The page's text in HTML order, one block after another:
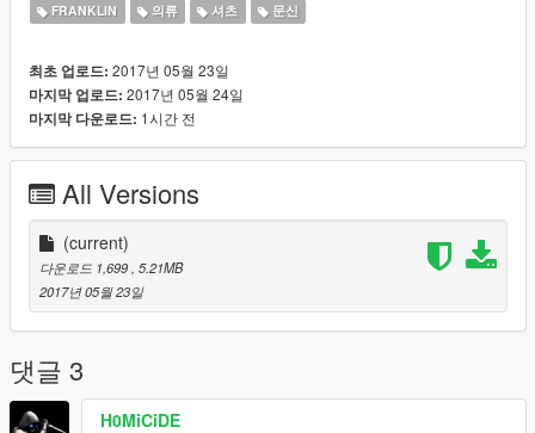
FRANKLIN 의류 셔츠 문신
최초 업로드: 2017년 05월 23일
마지막 업로드: 2017년 05월 24일
마지막 다운로드: 1시간 전
All Versions
(current)
다운로드 1,699 , 5.21MB
2017년 05월 23일
댓글 3
H0MiCiDE